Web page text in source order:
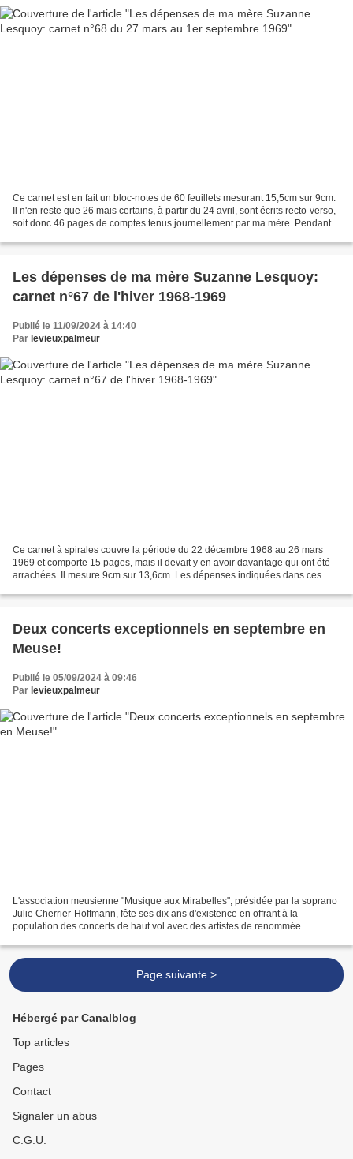
Ce carnet est en fait un bloc-notes de 60 feuillets mesurant 15,5cm sur 9cm.
Il n'en reste que 26 mais certains, à partir du 24 avril, sont écrits recto-verso,
soit donc 46 pages de comptes tenus journellement par ma mère. Pendant
Les dépenses de ma mère Suzanne Lesquoy:
carnet n°67 de l'hiver 1968-1969
Publié le 11/09/2024 à 14:40
Par levieuxpalmeur
Ce carnet à spirales couvre la période du 22 décembre 1968 au 26 mars
1969 et comporte 15 pages, mais il devait y en avoir davantage qui ont été
arrachées. Il mesure 9cm sur 13,6cm. Les dépenses indiquées dans ces
Deux concerts exceptionnels en septembre en
Meuse!
Publié le 05/09/2024 à 09:46
Par levieuxpalmeur
L'association meusienne "Musique aux Mirabelles", présidée par la soprano
Julie Cherrier-Hoffmann, fête ses dix ans d'existence en offrant à la
population des concerts de haut vol avec des artistes de renommée
Page suivante >
Hébergé par Canalblog
Top articles
Pages
Contact
Signaler un abus
C.G.U.